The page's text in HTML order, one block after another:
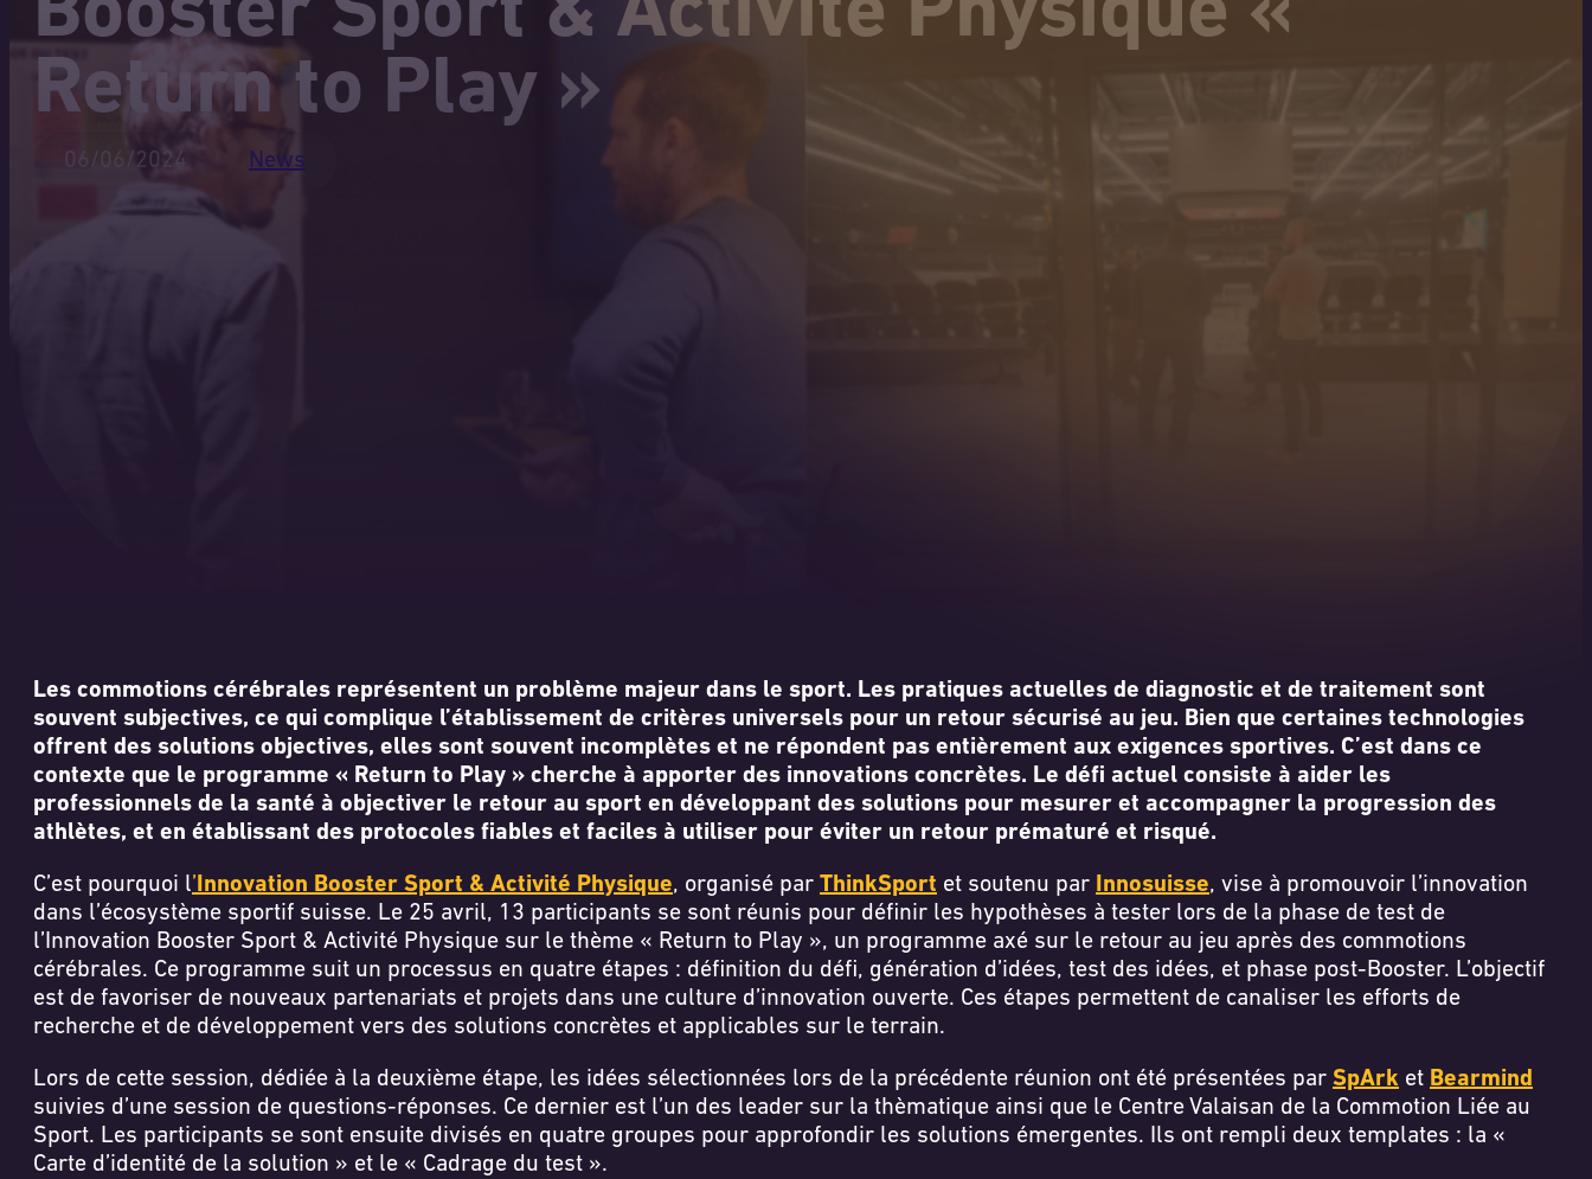
Return to Play »
06/06/2024 News
Les commotions cérébrales représentent un problème majeur dans le sport. Les pratiques actuelles de diagnostic et de traitement sont
souvent subjectives, ce qui complique l’établissement de critères universels pour un retour sécurisé au jeu. Bien que certaines technologies
offrent des solutions objectives, elles sont souvent incomplètes et ne répondent pas entièrement aux exigences sportives. C’est dans ce
contexte que le programme « Return to Play » cherche à apporter des innovations concrètes. Le défi actuel consiste à aider les
professionnels de la santé à objectiver le retour au sport en développant des solutions pour mesurer et accompagner la progression des
athlètes, et en établissant des protocoles fiables et faciles à utiliser pour éviter un retour prématuré et risqué.
C’est pourquoi l’Innovation Booster Sport & Activité Physique, organisé par ThinkSport et soutenu par Innosuisse, vise à promouvoir l’innovation
dans l’écosystème sportif suisse. Le 25 avril, 13 participants se sont réunis pour définir les hypothèses à tester lors de la phase de test de
l’Innovation Booster Sport & Activité Physique sur le thème « Return to Play », un programme axé sur le retour au jeu après des commotions
cérébrales. Ce programme suit un processus en quatre étapes : définition du défi, génération d’idées, test des idées, et phase post-Booster. L’objectif
est de favoriser de nouveaux partenariats et projets dans une culture d’innovation ouverte. Ces étapes permettent de canaliser les efforts de
recherche et de développement vers des solutions concrètes et applicables sur le terrain.
Lors de cette session, dédiée à la deuxième étape, les idées sélectionnées lors de la précédente réunion ont été présentées par SpArk et Bearmind
suivies d’une session de questions-réponses. Ce dernier est l’un des leader sur la thèmatique ainsi que le Centre Valaisan de la Commotion Liée au
Sport. Les participants se sont ensuite divisés en quatre groupes pour approfondir les solutions émergentes. Ils ont rempli deux templates : la «
Carte d’identité de la solution » et le « Cadrage du test ».